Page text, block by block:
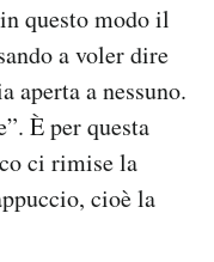
questo modo il
a voler dire
aperta a nessuno.
È per questa
ci rimise la
cioè la